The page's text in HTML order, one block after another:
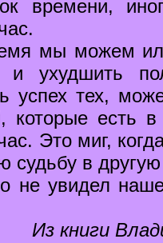
времени,
мы можем
и ухудшить
успех тех,
которые
Это миг,
судьбу в другую
не увидел
Из книги